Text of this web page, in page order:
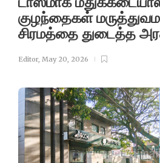
குழந்தைகள்
சிரமத்தை துடைத்த
Editor, May 20, 2026